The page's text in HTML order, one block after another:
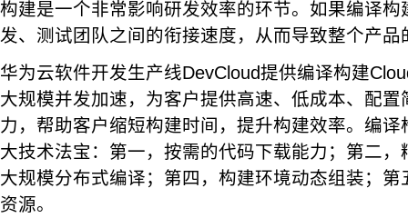
构建是一个非常影响研发效率的环节。如果编译
发、测试团队之间的衔接速度，从而导致整个产品
华为云软件开发生产线DevCloud提供编译构建
大规模并发加速，为客户提供高速、低成本、配
力，帮助客户缩短构建时间，提升构建效率。编译
大技术法宝：第一，按需的代码下载能力；第二
大规模分布式编译；第四，构建环境动态组装；
资源。